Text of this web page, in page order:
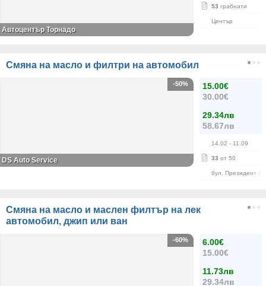
53 грабнати
Център
Автоцентър Торнадо
Смяна на масло и филтри на автомобил
15.00€
30.00€
29.34лв
58.67лв
14.02 - 11.09
33 от 50
бул. Президент
-50%
DS Auto Service
Смяна на масло и маслен филтър на лек
автомобил, джип или ван
6.00€
15.00€
11.73лв
29.34лв
-60%